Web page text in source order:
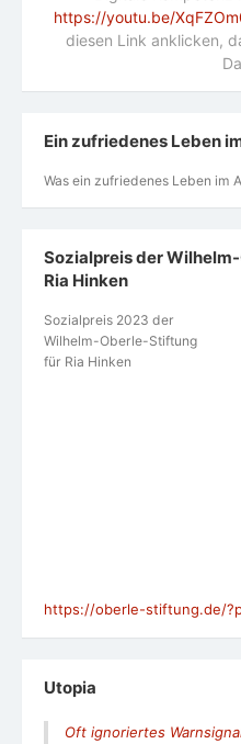
https://youtu.be/
diesen Link anklicken,
Ein zufriedenes Leben
Was ein zufriedenes Leben im
Sozialpreis der
Ria Hinken
Sozialpreis 2023 der
Wilhelm-Oberle-Stiftung
für Ria Hinken
https://oberle-stiftung.de/
Utopia
Oft ignoriertes